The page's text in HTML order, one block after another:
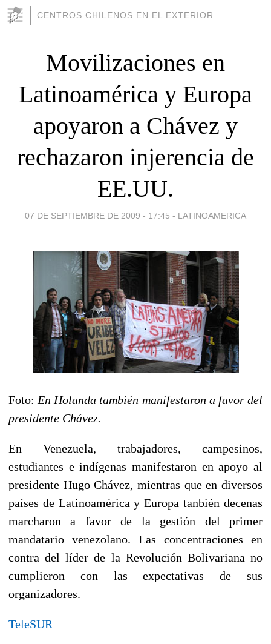
CENTROS CHILENOS EN EL EXTERIOR
Movilizaciones en
Latinoamérica y Europa
apoyaron a Chávez y
rechazaron injerencia de
EE.UU.
07 DE SEPTIEMBRE DE 2009 - 17:45 - LATINOAMERICA
Foto: En Holanda también manifestaron a favor del
presidente Chávez.
En Venezuela, trabajadores, campesinos,
estudiantes e indígenas manifestaron en apoyo al
presidente Hugo Chávez, mientras que en diversos
países de Latinoamérica y Europa tanbién decenas
marcharon a favor de la gestión del primer
mandatario venezolano. Las concentraciones en
contra del líder de la Revolución Bolivariana no
cumplieron con las expectativas de sus
organizadores.
TeleSUR